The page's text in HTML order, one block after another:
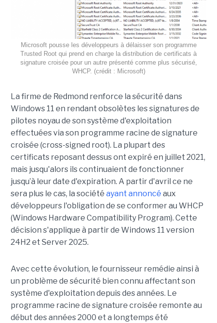
Microsoft pousse les développeurs à délaisser son programme
Trusted Root qui prend en charge la distribution de certificats à
signature croisée pour un autre présenté comme plus sécurisé,
WHCP. (crédit : Microsoft)
La firme de Redmond renforce la sécurité dans
Windows 11 en rendant obsolètes les signatures de
pilotes noyau de son système d'exploitation
effectuées via son programme racine de signature
croisée (cross-signed root). La plupart des
certificats reposant dessus ont expiré en juillet 2021,
mais jusqu'alors ils continuaient de fonctionner
jusqu’à leur date d'expiration. A partir d'avril ce ne
sera plus le cas, la société ayant annoncé aux
développeurs l'obligation de se conformer au WHCP
(Windows Hardware Compatibility Program). Cette
décision s'applique à partir de Windows 11 version
24H2 et Server 2025.
Avec cette évolution, le fournisseur remédie ainsi à
un problème de sécurité bien connu affectant son
système d'exploitation depuis des années. Le
programme racine de signature croisée remonte au
début des années 2000 et a longtemps été